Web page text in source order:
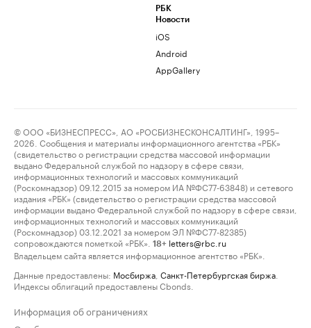
РБК
Новости
iOS
Android
AppGallery
© ООО «БИЗНЕСПРЕСС», АО «РОСБИЗНЕСКОНСАЛТИНГ», 1995–
2026. Сообщения и материалы информационного агентства «РБК»
(свидетельство о регистрации средства массовой информации
выдано Федеральной службой по надзору в сфере связи,
информационных технологий и массовых коммуникаций
(Роскомнадзор) 09.12.2015 за номером ИА №ФС77-63848) и сетевого
издания «РБК» (свидетельство о регистрации средства массовой
информации выдано Федеральной службой по надзору в сфере связи,
информационных технологий и массовых коммуникаций
(Роскомнадзор) 03.12.2021 за номером ЭЛ №ФС77-82385)
сопровождаются пометкой «РБК».
18+ letters@rbc.ru
Владельцем сайта является информационное агентство «РБК».
Данные предоставлены: Мосбиржа Санкт-Петербургская биржа
Индексы облигаций предоставлены Cbonds.
Информация об ограничениях